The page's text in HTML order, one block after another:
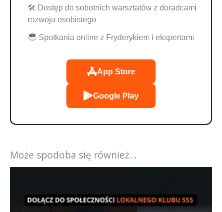
🛠 Dostęp do sobotnich warsztatów z doradcami
rozwoju osobistego
Spotkania online z Fryderykiem i ekspertami
App Store
Google Play
Może spodoba się również…